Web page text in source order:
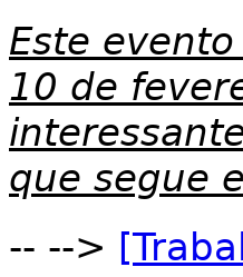
Este
10 de
que segue
-- -->